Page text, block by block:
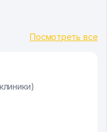
Посмотреть все